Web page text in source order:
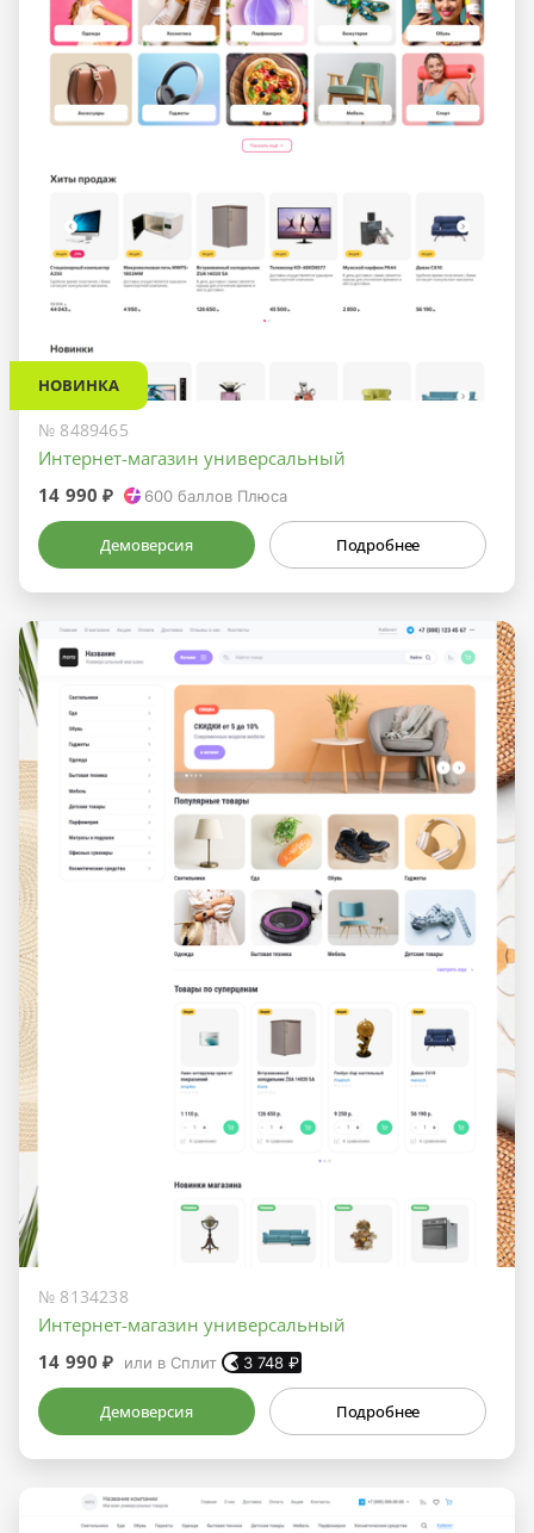
НОВИНКА
№ 8489465
Интернет-магазин универсальный
14 990 ₽
600баллов Плюса
Демоверсия Подробнее
№ 8134238
Интернет-магазин универсальный
14 990 ₽
или в Сплит 3 748₽
Демоверсия Подробнее